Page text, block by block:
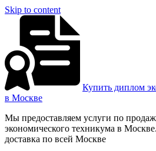
Skip to content
Купить диплом
в Москве
Мы предоставляем услуги по
экономического техникума в
доставка по всей Москве